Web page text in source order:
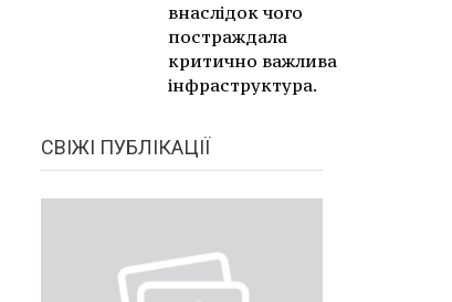
внаслідок чого
постраждала
критично важлива
інфраструктура.
СВІЖІ ПУБЛІКАЦІЇ